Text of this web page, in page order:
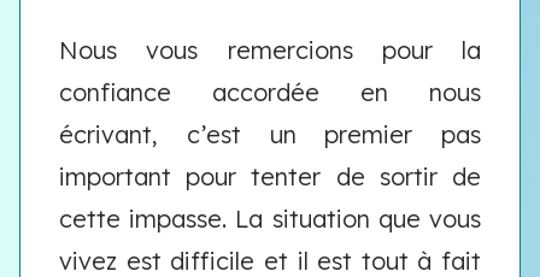
Nous vous remercions pour la
confiance accordée en nous
écrivant, c’est un premier pas
important pour tenter de sortir de
cette impasse. La situation que vous
vivez est difficile et il est tout à fait